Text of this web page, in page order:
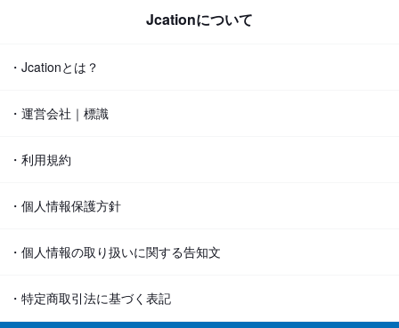
Jcationについて
・Jcationとは？
・運営会社｜標識
・利用規約
・個人情報保護方針
・個人情報の取り扱いに関する告知文
・特定商取引法に基づく表記